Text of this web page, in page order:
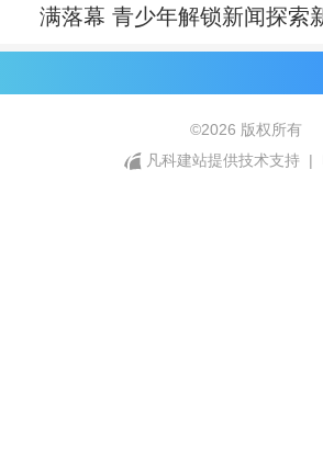
满落幕 青少年解锁新闻探索
©2026 版权所有
凡科建站提供技术支持
|